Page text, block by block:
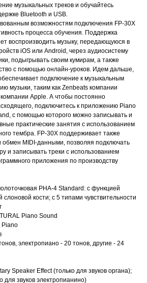
музыкальных треков и обучайтесь
Bluetooth и USB.
возможностям подключения FP-30X
процесса обучения. Поддержка
воспроизводить музыку, передающуюся в
iOS или Android, через аудиосистему
подыгрывать своим кумирам, а также
с помощью онлайн-уроков. Идем дальше,
подключение к музыкальным
музыки, таким как Zenbeats компании
Apple. А чтобы постоянно
подключитесь к приложению Piano
с помощью которого можно записывать и
практические занятия с использованием
тембра. FP-30X поддерживает также
обмен MIDI-данными, позволяя подключать
и записывать треки с использованием
приложения по производству
PHA-4 Standard: с функцией
кости; с 5 типами чувствительности
Piano Sound
Piano
электропиано - 20 тонов, другие - 24
Speaker Effect (только для звуков органа);
для звуков электропианино)